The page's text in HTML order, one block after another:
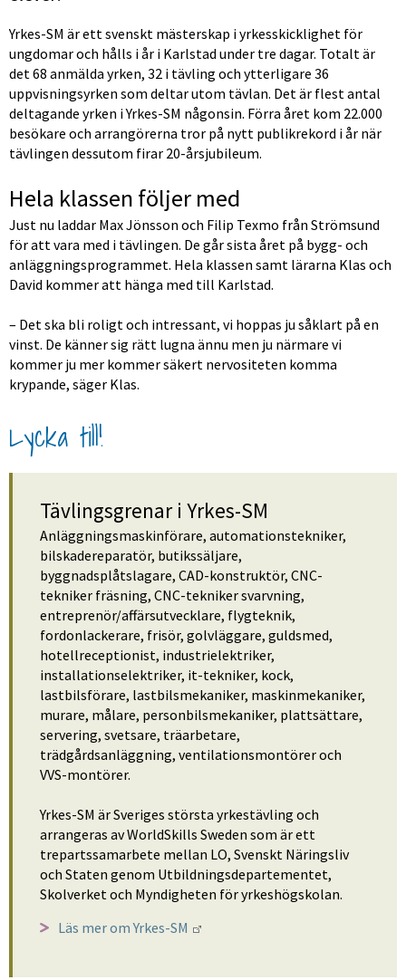
Yrkes-SM är ett svenskt mästerskap i yrkesskicklighet för
ungdomar och hålls i år i Karlstad under tre dagar. Totalt är
det 68 anmälda yrken, 32 i tävling och ytterligare 36
uppvisningsyrken som deltar utom tävlan. Det är flest antal
deltagande yrken i Yrkes-SM någonsin. Förra året kom 22.000
besökare och arrangörerna tror på nytt publikrekord i år när
tävlingen dessutom firar 20-årsjubileum.
Hela klassen följer med
Just nu laddar Max Jönsson och Filip Texmo från Strömsund
för att vara med i tävlingen. De går sista året på bygg- och
anläggningsprogrammet. Hela klassen samt lärarna Klas och
David kommer att hänga med till Karlstad.
– Det ska bli roligt och intressant, vi hoppas ju såklart på en
vinst. De känner sig rätt lugna ännu men ju närmare vi
kommer ju mer kommer säkert nervositeten komma
krypande, säger Klas.
Lycka till!
Tävlingsgrenar i Yrkes-SM
Anläggningsmaskinförare, automationstekniker,
bilskadereparatör, butikssäljare,
byggnadsplåtslagare, CAD-konstruktör, CNC-
tekniker fräsning, CNC-tekniker svarvning,
entreprenör/affärsutvecklare, flygteknik,
fordonlackerare, frisör, golvläggare, guldsmed,
hotellreceptionist, industrielektriker,
installationselektriker, it-tekniker, kock,
lastbilsförare, lastbilsmekaniker, maskinmekaniker,
murare, målare, personbilsmekaniker, plattsättare,
servering, svetsare, träarbetare,
trädgårdsanläggning, ventilationsmontörer och
VVS-montörer.
Yrkes-SM är Sveriges största yrkestävling och
arrangeras av WorldSkills Sweden som är ett
trepartssamarbete mellan LO, Svenskt Näringsliv
och Staten genom Utbildningsdepartementet,
Skolverket och Myndigheten för yrkeshögskolan.
Läs mer om Yrkes-SM